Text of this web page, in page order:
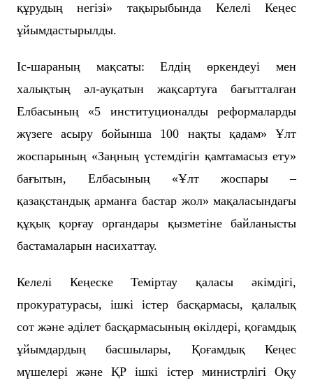
құрудың негізі» тақырыбында Келелі Кеңес
ұйымдастырылды.
Іс-шараның мақсаты:
Елдің өркендеуі мен
халықтың әл-ауқатын жақсартуға бағытталған
Елбасының «5 институционалды реформаларды
жүзеге асыру бойынша 100 нақты қадам» Ұлт
жоспарының «Заңның үстемдігін қамтамасыз ету»
бағытын, Елбасының «Ұлт жоспары –
қазақстандық арманға бастар жол» мақаласындағы
құқық қорғау органдары қызметіне байланысты
бастамаларын насихаттау.
Келелі Кеңеске Теміртау қаласы әкімдігі,
прокуратурасы, ішкі істер басқармасы, қалалық
сот және әділет басқармасының өкілдері, қоғамдық
ұйымдардың басшылары, Қоғамдық Кеңес
мүшелері және ҚР ішкі істер министрлігі Оқу